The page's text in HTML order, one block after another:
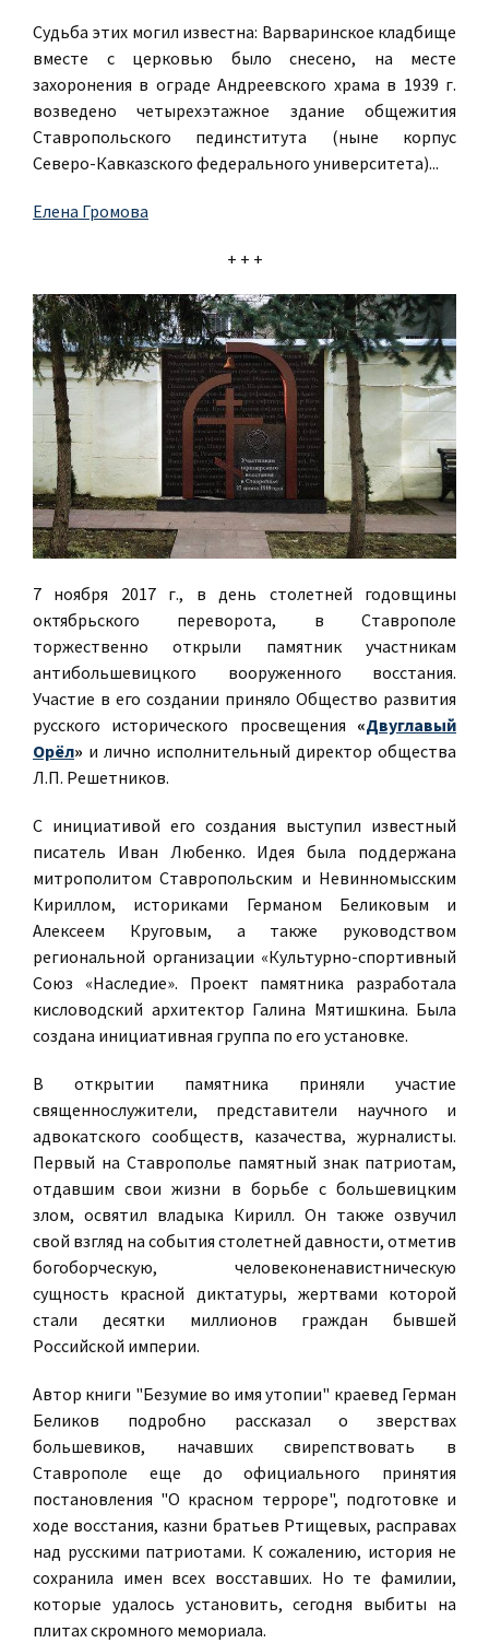
Судьба этих могил известна: Варваринское кладбище
вместе с церковью было снесено, на месте
захоронения в ограде Андреевского храма в 1939 г.
возведено четырехэтажное здание общежития
Ставропольского пединститута (ныне корпус
Северо-Кавказского федерального университета)...
Елена Громова
+ + +
7 ноября 2017 г., в день столетней годовщины
октябрьского переворота, в Ставрополе
торжественно открыли памятник участникам
антибольшевицкого вооруженного восстания.
Участие в его создании приняло Общество развития
русского исторического просвещения «Двуглавый
Орёл» и лично исполнительный директор общества
Л.П. Решетников.
С инициативой его создания выступил известный
писатель Иван Любенко. Идея была поддержана
митрополитом Ставропольским и Невинномысским
Кириллом, историками Германом Беликовым и
Алексеем Круговым, а также руководством
региональной организации «Культурно-спортивный
Союз «Наследие». Проект памятника разработала
кисловодский архитектор Галина Мятишкина. Была
создана инициативная группа по его установке.
В открытии памятника приняли участие
священнослужители, представители научного и
адвокатского сообществ, казачества, журналисты.
Первый на Ставрополье памятный знак патриотам,
отдавшим свои жизни в борьбе с большевицким
злом, освятил владыка Кирилл. Он также озвучил
свой взгляд на события столетней давности, отметив
богоборческую, человеконенавистническую
сущность красной диктатуры, жертвами которой
стали десятки миллионов граждан бывшей
Российской империи.
Автор книги "Безумие во имя утопии" краевед Герман
Беликов подробно рассказал о зверствах
большевиков, начавших свирепствовать в
Ставрополе еще до официального принятия
постановления "О красном терроре", подготовке и
ходе восстания, казни братьев Ртищевых, расправах
над русскими патриотами. К сожалению, история не
сохранила имен всех восставших. Но те фамилии,
которые удалось установить, сегодня выбиты на
плитах скромного мемориала.